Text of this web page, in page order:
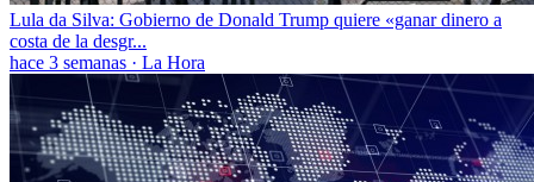
Lula da Silva: Gobierno de Donald Trump quiere «ganar dinero a
costa de la desgr...
hace 3 semanas · La Hora